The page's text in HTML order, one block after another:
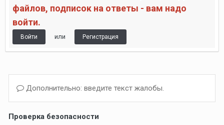
файлов, подписок на ответы - вам надо
войти.
Войти или Регистрация
Дополнительно: введите текст жалобы.
Проверка безопасности